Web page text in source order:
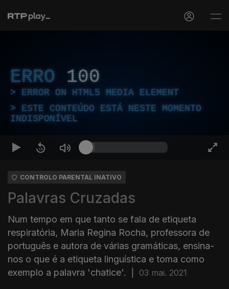
ERRO 100
ERROR ON HTML5 MEDIA ELEMENT
ESTE CONTEÚDO ESTÁ NESTE MOMENTO
INDISPONÍVEL
CONTROLO PARENTAL INATIVO
Palavras Cruzadas
Num tempo em que tanto se fala de etiqueta
respiratória, Maria Regina Rocha, professora de
português e autora de várias gramáticas, ensina-
nos o que é a etiqueta linguística e toma como
exemplo a palavra 'chatice'.
03 mai. 2021